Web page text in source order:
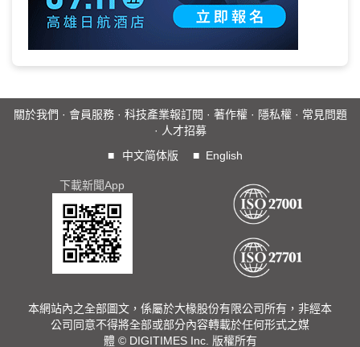
關於我們 · 會員服務· 科技產業報訂閱 · 著作權· 隱私權· 常見問題
· 人才招募
■
中文简体版 ■ English
下載新聞App
本網站內之全部圖文，係屬於大椽股份有限公司所有，非經本
公司同意不得將全部或部分內容轉載於任何形式之媒
體 © DIGITIMES Inc. 版權所有